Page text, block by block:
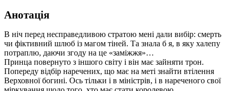
Анотація
В ніч перед несправедливою стратою мені дали вибір: смерть
чи фіктивний шлюб із магом тіней. Та знала б я, в яку халепу
потраплю, даючи згоду на це «заміжжя»…
Принца повернуто з іншого світу і він має зайняти трон.
Попереду відбір наречених, що має на меті знайти втілення
Верховної богині. Ось тільки і в міністрів, і в нареченого свої